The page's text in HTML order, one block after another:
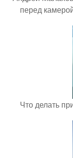
перед
Что делать